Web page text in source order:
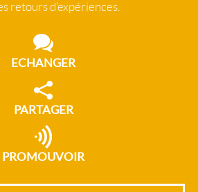
retours d’expériences.
ECHANGER
PARTAGER
PROMOUVOIR